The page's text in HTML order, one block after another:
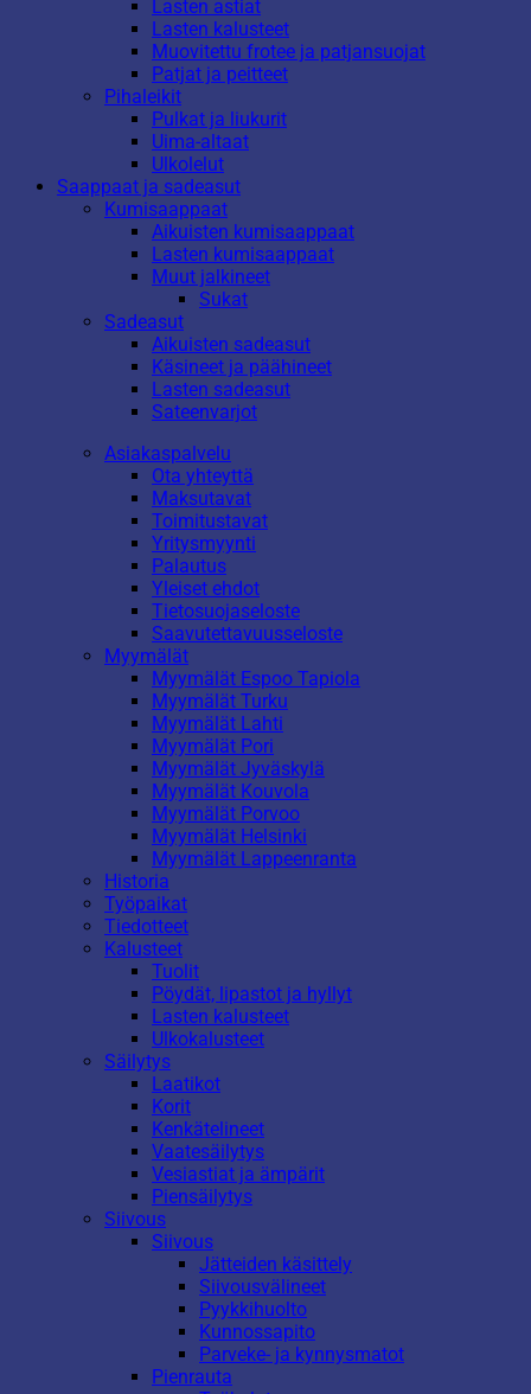
Lasten astiat
Lasten kalusteet
Muovitettu frotee ja patjansuojat
Patjat ja peitteet
Pihaleikit
Pulkat ja liukurit
Uima-altaat
Ulkolelut
Saappaat ja sadeasut
Kumisaappaat
Aikuisten kumisaappaat
Lasten kumisaappaat
Muut jalkineet
Sukat
Sadeasut
Aikuisten sadeasut
Käsineet ja päähineet
Lasten sadeasut
Sateenvarjot
Asiakaspalvelu
Ota yhteyttä
Maksutavat
Toimitustavat
Yritysmyynti
Palautus
Yleiset ehdot
Tietosuojaseloste
Saavutettavuusseloste
Myymälät
Myymälät Espoo Tapiola
Myymälät Turku
Myymälät Lahti
Myymälät Pori
Myymälät Jyväskylä
Myymälät Kouvola
Myymälät Porvoo
Myymälät Helsinki
Myymälät Lappeenranta
Historia
Työpaikat
Tiedotteet
Kalusteet
Tuolit
Pöydät, lipastot ja hyllyt
Lasten kalusteet
Ulkokalusteet
Säilytys
Laatikot
Korit
Kenkätelineet
Vaatesäilytys
Vesiastiat ja ämpärit
Piensäilytys
Siivous
Siivous
Jätteiden käsittely
Siivousvälineet
Pyykkihuolto
Kunnossapito
Parveke- ja kynnysmatot
Pienrauta